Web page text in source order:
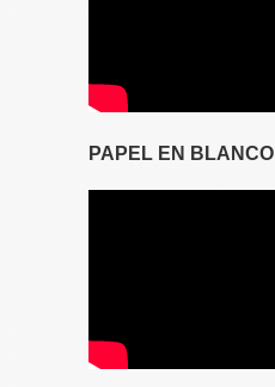
PAPEL EN BLANCO